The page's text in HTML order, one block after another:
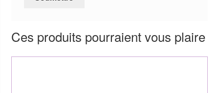
Ces produits pourraient vous plaire